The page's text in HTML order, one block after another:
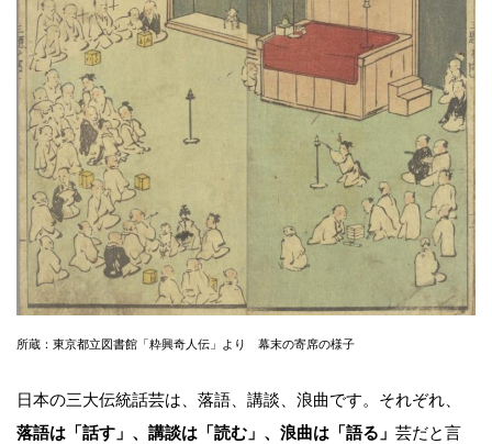
所蔵：東京都立図書館「粋興奇人伝」より 幕末の寄席の様子
日本の三大伝統話芸は、落語、講談、浪曲です。それぞれ、
落語は「話す」、講談は「読む」、浪曲は「語る」 芸だと言